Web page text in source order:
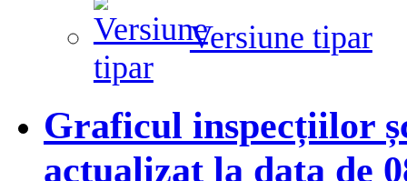
Versiune tipar
Graficul inspecțiilor
actualizat la data de